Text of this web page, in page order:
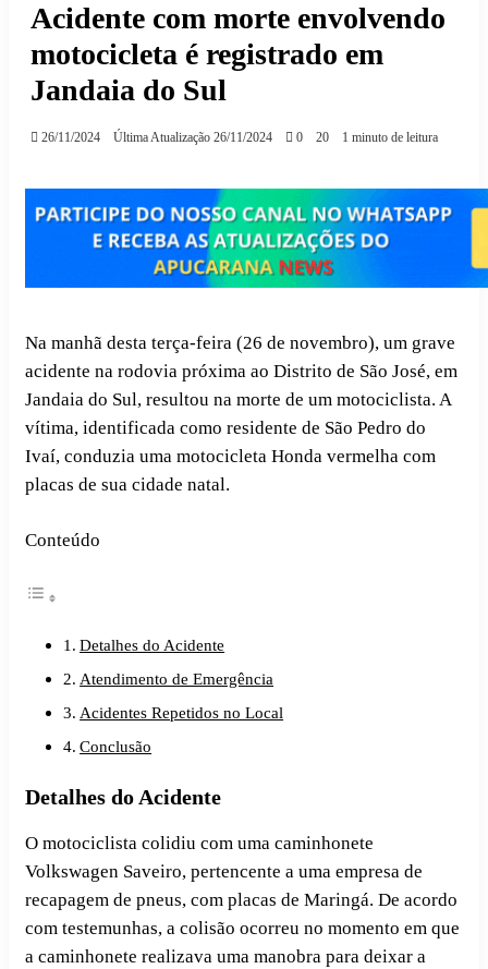
Acidente com morte envolvendo
motocicleta é registrado em
Jandaia do Sul
26/11/2024 Última Atualização 26/11/2024 0 20 1 minuto de leitura
Na manhã desta terça-feira (26 de novembro), um grave
acidente na rodovia próxima ao Distrito de São José, em
Jandaia do Sul, resultou na morte de um motociclista. A
vítima, identificada como residente de São Pedro do
Ivaí, conduzia uma motocicleta Honda vermelha com
placas de sua cidade natal.
Conteúdo
Detalhes do Acidente
Atendimento de Emergência
Acidentes Repetidos no Local
Conclusão
Detalhes do Acidente
O motociclista colidiu com uma caminhonete
Volkswagen Saveiro, pertencente a uma empresa de
recapagem de pneus, com placas de Maringá. De acordo
com testemunhas, a colisão ocorreu no momento em que
a caminhonete realizava uma manobra para deixar a